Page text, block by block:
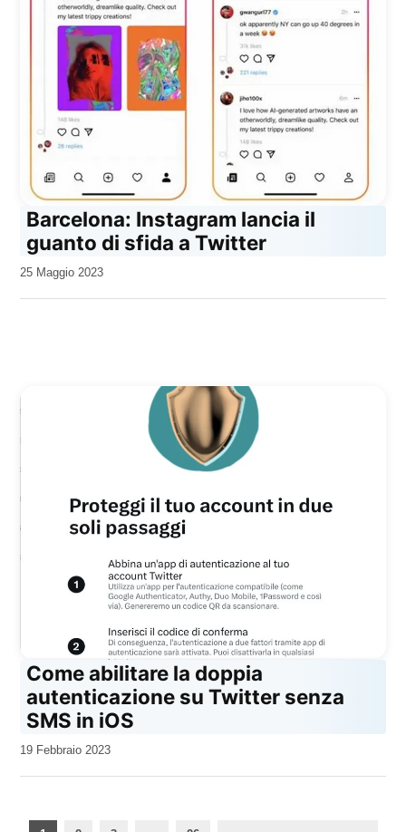
Barcelona: Instagram lancia il
guanto di sfida a Twitter
da
25 Maggio 2023
Come abilitare la doppia
autenticazione su Twitter senza
SMS in iOS
da
19 Febbraio 2023